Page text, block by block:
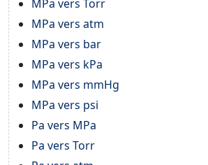
MPa vers Torr
MPa vers atm
MPa vers bar
MPa vers kPa
MPa vers mmHg
MPa vers psi
Pa vers MPa
Pa vers Torr